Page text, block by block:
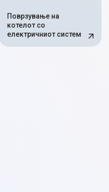
Поврзување на
котелот со
електричниот систем